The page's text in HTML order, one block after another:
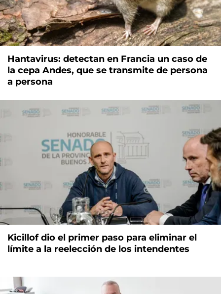
Hantavirus: detectan en Francia un caso de
la cepa Andes, que se transmite de persona
a persona
Kicillof dio el primer paso para eliminar el
límite a la reelección de los intendentes